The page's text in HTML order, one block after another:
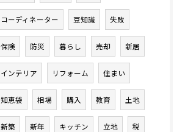
コーディネーター 豆知識 失敗
保険 防災 暮らし 売却 新居
インテリア リフォーム 住まい
知恵袋 相場 購入 教育 土地
新築 新年 キッチン 立地 税